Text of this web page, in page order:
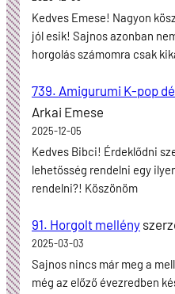
Kedves Emese! Nagyon
jól esik! Sajnos azonban
horgolás számomra csak
739. Amigurumi K-pop
Arkai Emese
2025-12-05
Kedves Bibci! Érdeklődni
lehetősség rendelni egy
rendelni?! Köszönöm
91. Horgolt mellény
2025-03-03
Sajnos nincs már meg a
még az előző évezredben